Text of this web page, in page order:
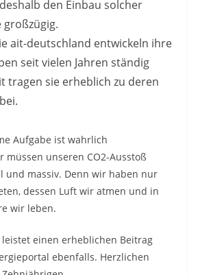
den Einbau solcher
großzügig.
ait-deutschland entwickeln ihre
seit vielen Jahren ständig
tragen sie erheblich zu deren
Aufgabe ist wahrlich
müssen unseren CO2-Ausstoß
und massiv. Denn wir haben nur
dessen Luft wir atmen und in
wir leben.
einen erheblichen Beitrag
ebenfalls. Herzlichen